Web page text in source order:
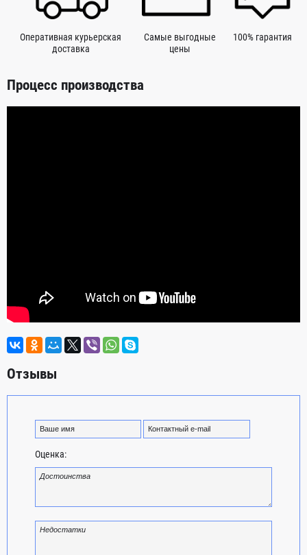
Оперативная курьерская
доставка
Самые выгодные
цены
100% гарантия
Процесс производства
Отзывы
Оценка: